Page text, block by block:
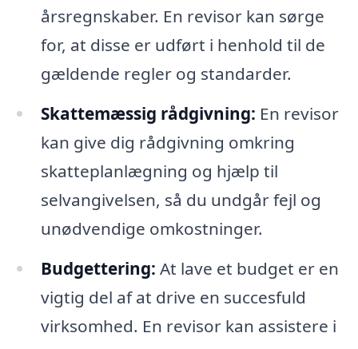
årsregnskaber. En revisor kan sørge
for, at disse er udført i henhold til de
gældende regler og standarder.
Skattemæssig rådgivning: En revisor
kan give dig rådgivning omkring
skatteplanlægning og hjælp til
selvangivelsen, så du undgår fejl og
unødvendige omkostninger.
Budgettering: At lave et budget er en
vigtig del af at drive en succesfuld
virksomhed. En revisor kan assistere i